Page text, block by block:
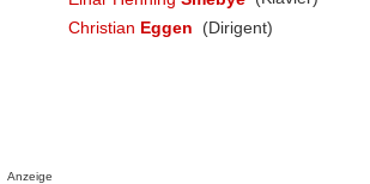
Christian Eggen (Dirigent)
Anzeige